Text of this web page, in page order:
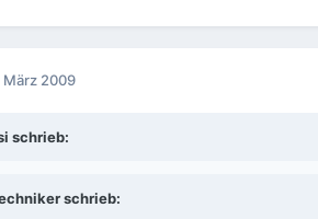
März 2009
schrieb:
schrieb: